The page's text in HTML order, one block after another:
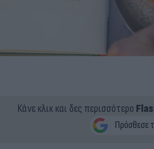
Κάνε κλικ και δες περισσότερο